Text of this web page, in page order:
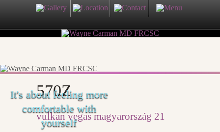
It's about feeling more
comfortable with
yourself
570Z
vulkan vegas magyarország 21